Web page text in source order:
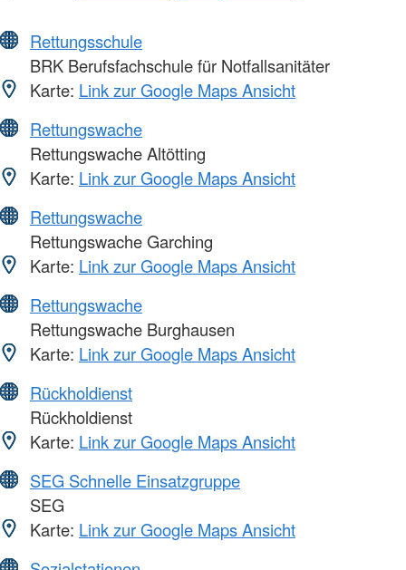
Rettungsschule
BRK Berufsfachschule für Notfallsanitäter
Karte: Link zur Google Maps Ansicht
Rettungswache
Rettungswache Altötting
Karte: Link zur Google Maps Ansicht
Rettungswache
Rettungswache Garching
Karte: Link zur Google Maps Ansicht
Rettungswache
Rettungswache Burghausen
Karte: Link zur Google Maps Ansicht
Rückholdienst
Rückholdienst
Karte: Link zur Google Maps Ansicht
SEG Schnelle Einsatzgruppe
SEG
Karte: Link zur Google Maps Ansicht